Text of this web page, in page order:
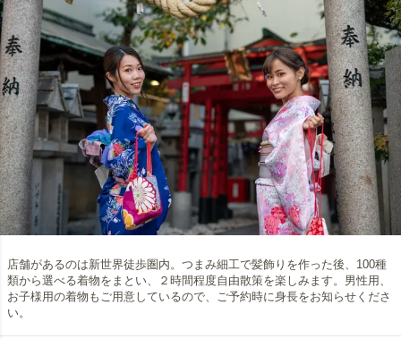
店舗があるのは新世界徒歩圏内。つまみ細工で髪飾りを作った後、100種
類から選べる着物をまとい、２時間程度自由散策を楽しみます。男性用、
お子様用の着物もご用意しているので、ご予約時に身長をお知らせくださ
い。